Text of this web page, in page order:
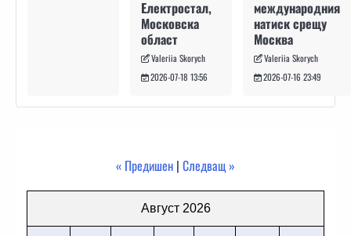
Електростал,
Московска
област
Valeriia Skorych
2026-07-18 13:56
международния
натиск срещу
Москва
Valeriia Skorych
2026-07-16 23:49
« Предишен | Следващ »
Август 2026